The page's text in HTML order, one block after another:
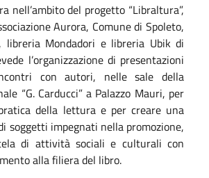
nell’ambito del progetto “Libraltura”,
Aurora, Comune di Spoleto,
libreria Mondadori e libreria Ubik di
l’organizzazione di presentazioni
con autori, nelle sale della
“G. Carducci” a Palazzo Mauri, per
della lettura e per creare una
soggetti impegnati nella promozione,
di attività sociali e culturali con
alla filiera del libro.